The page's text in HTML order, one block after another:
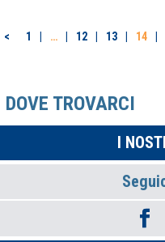
PAGINAZIONE
ARTICOLI
< 1 … 12 13 14
DOVE TROVARCI
I